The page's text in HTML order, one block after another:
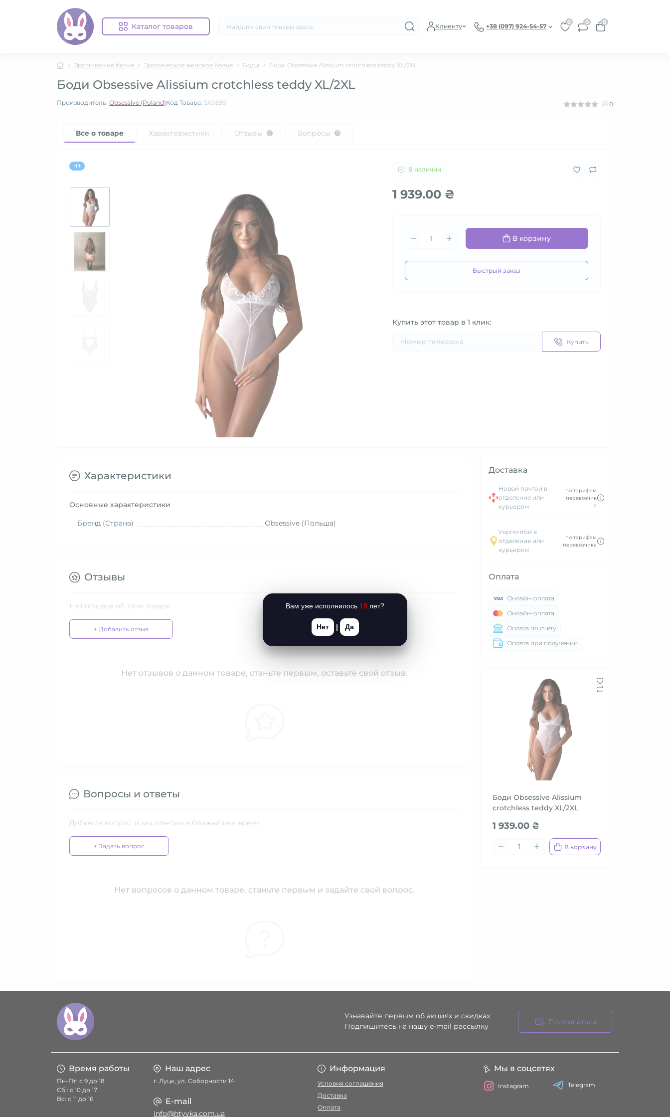
Каталог товаров Клиенту +38 (097) 924-54-57
0 0 0
Эротическое белье Эротическое женское белье Боди Боди Obsessive Alissium crotchless teddy XL/2XL
Боди Obsessive Alissium crotchless teddy XL/2XL
Производитель: Obsessive (Poland)Код Товара: SX0599 0
Все о товаре Характеристики Отзывы 0 Вопросы 0
Hit В наличии
1 939.00 ₴
В корзину
Быстрый заказ
Купить этот товар в 1 клик:
Купить
Доставка
Новой почтой в
отделение или
курьером
по тарифам
перевозчик
а
Укрпочтой в
отделение или
курьером
по тарифам
перевозчика
Оплата
Онлайн-оплата
Онлайн-оплата
Оплата по счету
Оплата при получении
Боди Obsessive Alissium
crotchless teddy XL/2XL
1 939.00 ₴
В корзину
Характеристики
Основные характеристики
Бренд (Страна) Obsessive (Польша)
Отзывы
Нет отзывов об этом товаре.
+ Добавить отзыв
Нет отзывов о данном товаре, станьте первым, оставьте свой отзыв.
Вопросы и ответы
Добавьте вопрос, и мы ответим в ближайшее время.
+ Задать вопрос
Нет вопросов о данном товаре, станьте первым и задайте свой вопрос.
Узнавайте первым об акциях и скидках
Подпишитесь на нашу e-mail рассылку
Подписаться
Время работы
Пн-Пт: с 9 до 18
Сб.: с 10 до 17
Вс: с 11 до 16
Наш адрес
г. Луцк, ул. Соборности 14
E-mail
info@htyvka.com.ua
Информация
Условия соглашения
Доставка
Оплата
Мы в соцсетях
Instagram Telegram
Вам уже исполнилось 18 лет?
Нет | Да